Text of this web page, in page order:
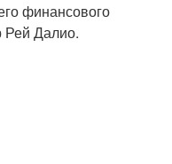
финансового
Далио.